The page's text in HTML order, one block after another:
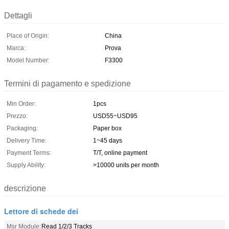
Dettagli
Place of Origin:
China
Marca:
Prova
Model Number:
F3300
Termini di pagamento e spedizione
Min Order:
1pcs
Prezzo:
USD55~USD95
Packaging:
Paper box
Delivery Time:
1~45 days
Payment Terms:
T/T, online payment
Supply Ability:
>10000 units per month
descrizione
Lettore di schede dei
Msr Module:Read 1/2/3 Tracks